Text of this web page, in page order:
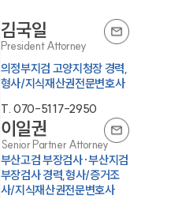
김국일
President Attorney
의정부지검 고양지청장 경력,
형사/지식재산권전문변호사
T. 070-5117-2950
이일권
Senior Partner Attorney
부산고검 부장검사·부산지검
부장검사 경력,형사/증거조
사/지식재산권전문변호사